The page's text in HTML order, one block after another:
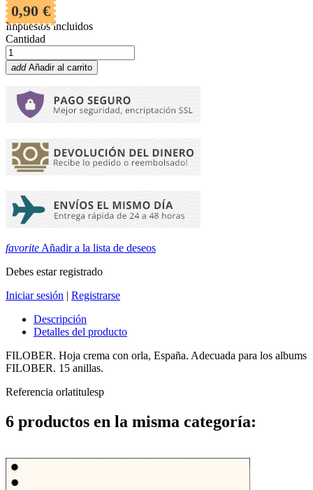
0,90 €
Impuestos incluidos
Cantidad
add Añadir al carrito
favorite Añadir a la lista de deseos
Debes estar registrado
Iniciar sesión | Registrarse
Descripción
Detalles del producto
FILOBER. Hoja crema con orla, España. Adecuada para los albums
FILOBER. 15 anillas.
Referencia orlatitulesp
6 productos en la misma categoría: